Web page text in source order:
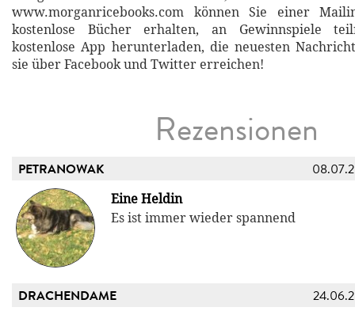
www.morganricebooks.com können Sie einer
kostenlose Bücher erhalten, an Gewinnspiele
kostenlose App herunterladen, die neuesten
sie über Facebook und Twitter erreichen!
Rezensionen
PETRANOWAK
Eine Heldin
Es ist immer wieder spannend
DRACHENDAME